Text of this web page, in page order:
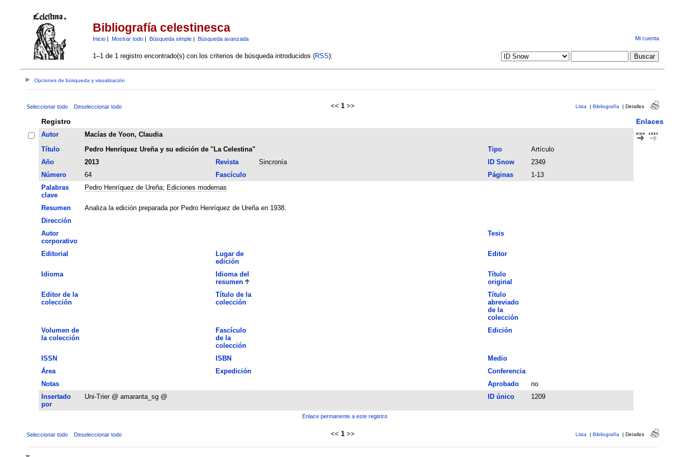
Bibliografía celestinesca
Inicio| Mostrar todo| Búsqueda simple| Búsqueda avanzada Mi cuenta
1–1 de 1 registro encontrado(s) con los criterios de búsqueda introducidos (RSS):
Opciones de búsqueda y visualización
Seleccionar todo Deseleccionar todo << 1 >> Lista | Bibliografía | Detalles
Registro Enlaces
Autor
Macías de Yoon, Claudia
Título
Pedro Henríquez Ureña y su edición de "La Celestina" Tipo
Artículo
Año
2013 Revista Sincronía ID Snow
2349
Número
64 Fascículo Páginas
1-13
Palabras
clave
Pedro Henríquez de Ureña; Ediciones modernas
Resumen
Analiza la edición preparada por Pedro Henríquez de Ureña en 1938.
Dirección
Autor
corporativo
Tesis
Editorial
Lugar de
edición
Editor
Idioma
Idioma del
resumen
Título
original
Editor de la
colección
Título de la
colección
Título
abreviado
de la
colección
Volumen de
la colección
Fascículo
de la
colección
Edición
ISSN ISBN
Medio
Área
Expedición
Conferencia
Notas
Aprobado
no
Insertado
por
Uni-Trier @ amaranta_sg @ ID único 1209
Enlace permanente a este registro
Seleccionar todo Deseleccionar todo << 1 >> Lista | Bibliografía | Detalles